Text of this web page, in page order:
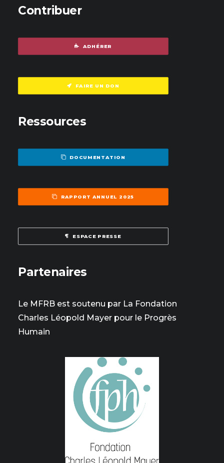
Contribuer
ADHÉRER
FAIRE UN DON
Ressources
DOCUMENTATION
RAPPORT ANNUEL 2025
ESPACE PRESSE
Partenaires
Le MFRB est soutenu par La Fondation
Charles Léopold Mayer pour le Progrès
Humain